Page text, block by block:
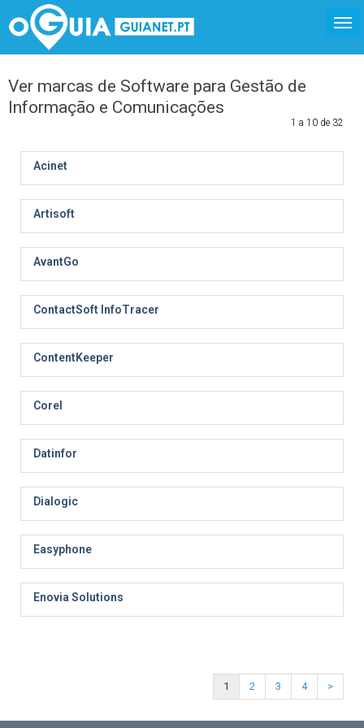
Ver marcas de Software para Gestão de
Informação e Comunicações
1 a 10 de 32
Acinet
Artisoft
AvantGo
ContactSoft InfoTracer
ContentKeeper
Corel
Datinfor
Dialogic
Easyphone
Enovia Solutions
1 2 3 4 >